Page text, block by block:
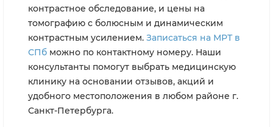
контрастное обследование, и цены на
томографию с болюсным и динамическим
контрастным усилением. Записаться на МРТ в
СПб можно по контактному номеру. Наши
консультанты помогут выбрать медицинскую
клинику на основании отзывов, акций и
удобного местоположения в любом районе г.
Санкт-Петербурга.